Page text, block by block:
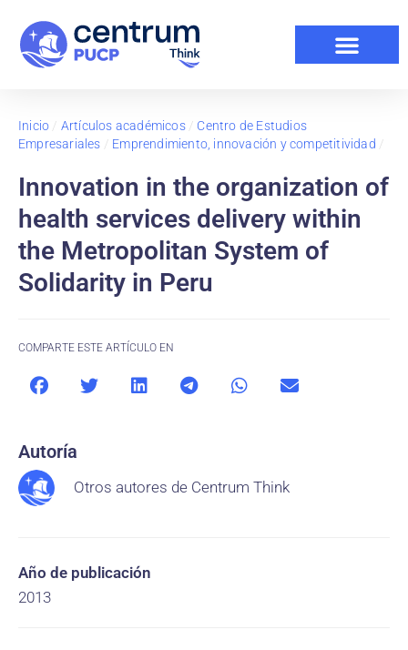
Inicio / Artículos académicos/ Centro de Estudios
Empresariales / Emprendimiento, innovación y competitividad /
Innovation in the organization of
health services delivery within
the Metropolitan System of
Solidarity in Peru
COMPARTE ESTE ARTÍCULO EN
Autoría
Otros autores de Centrum Think
Año de publicación
2013